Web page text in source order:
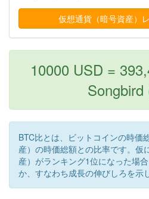
10000 USD =
Songbird
BTC比とは、ビットコインの時価
産）の時価総額との比率です。仮
産）がランキング1位になった場
か、すなわち成長の伸びしろを示